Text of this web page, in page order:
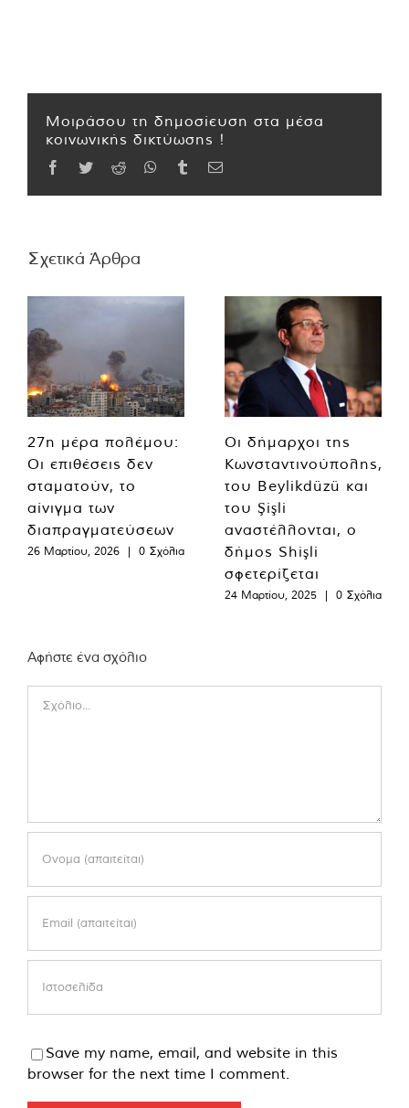
Μοιράσου τη δημοσίευση στα μέσα
κοινωνικής δικτύωσης !
Facebook
TwitterReddit WhatsApp
TumblrEmail
Σχετικά Άρθρα
27η μέρα πολέμου:
Οι επιθέσεις δεν
σταματούν, το
αίνιγμα των
διαπραγματεύσεων
26 Μαρτίου, 2026 | 0 Σχόλια
Οι δήμαρχοι της
Κωνσταντινούπολης,
του Beylikdüzü και
του Şişli
αναστέλλονται, ο
δήμος Shişli
σφετερίζεται
24 Μαρτίου, 2025 | 0 Σχόλια
Αφήστε ένα σχόλιο
Save my name, email, and website in this
browser for the next time I comment.